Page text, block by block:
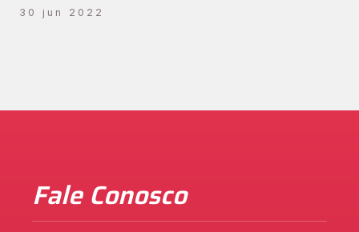
30 jun 2022
Fale Conosco